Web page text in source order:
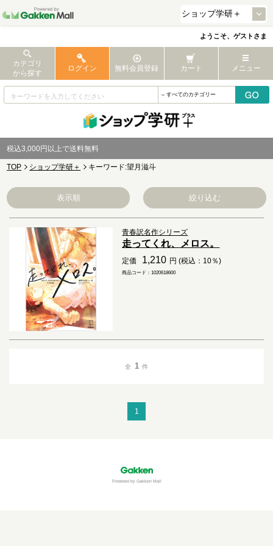
ようこそ、ゲストさま
カテゴリ
から探す
ログイン 無料会員登録 カート メニュー
税込3,000円以上で送料無料
TOP ショップ学研＋ キーワード:望月滋斗
表示順 絞り込む
青春訳名作シリーズ
走ってくれ、メロス。
定価 1,210 円 (税込：10％)
商品コード：1020618600
全 1 件
1
Powered by Gakken Mall